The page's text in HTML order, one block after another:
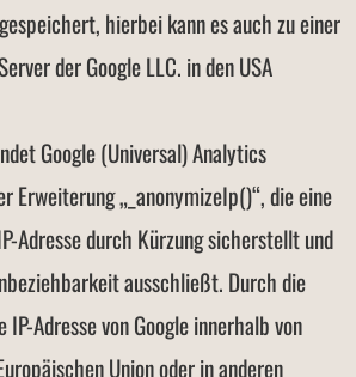
hierbei kann es auch zu einer
der Google LLC. in den USA
Google (Universal) Analytics
Erweiterung „_anonymizeIp()“, die eine
Adresse durch Kürzung sicherstellt und
ausschließt. Durch die
Adresse von Google innerhalb von
Union oder in anderen